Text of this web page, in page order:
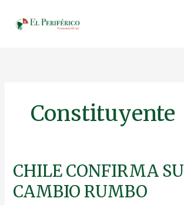
content
Constituyente
CHILE CONFIRMA SU
CAMBIO RUMBO
CHILE
CONFIRMA
SU